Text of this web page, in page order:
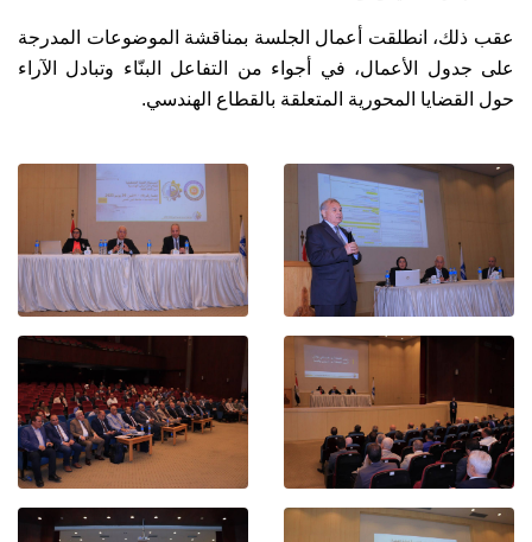
عقب ذلك، انطلقت أعمال الجلسة بمناقشة الموضوعات المدرجة
على جدول الأعمال، في أجواء من التفاعل البنّاء وتبادل الآراء
حول القضايا المحورية المتعلقة بالقطاع الهندسي.